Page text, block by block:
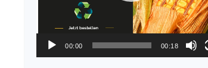
00:00 00:18